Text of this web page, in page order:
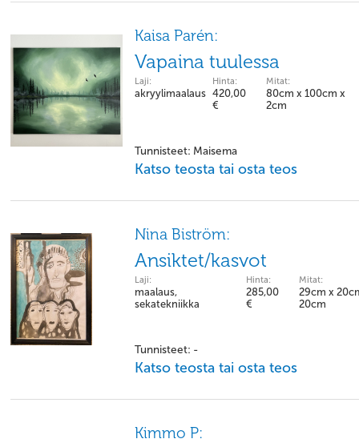
Kaisa Parén:
Vapaina tuulessa
Laji:
akryylimaalaus
Hinta:
420,00
€
Mitat:
80cm x 100cm x
2cm
Tunnisteet: Maisema
Katso teosta tai osta teos
Nina Biström:
Ansiktet/kasvot
Laji:
maalaus,
sekatekniikka
Hinta:
285,00
€
Mitat:
29cm x
20cm
Tunnisteet: -
Katso teosta tai osta teos
Kimmo P: